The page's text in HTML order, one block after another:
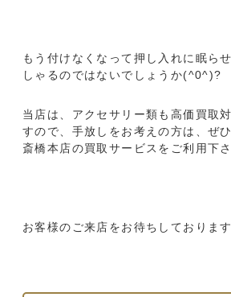
もう付けなくなって押し入れに眠ら
しゃるのではないでしょうか(^0^)?
当店は、アクセサリー類も高価買取
すので、手放しをお考えの方は、ぜ
斎橋本店の買取サービスをご利用下
お客様のご来店をお待ちしておりま